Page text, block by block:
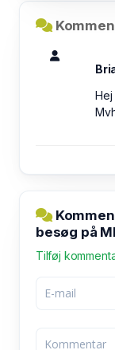
Hej
besøg på
Tilføj